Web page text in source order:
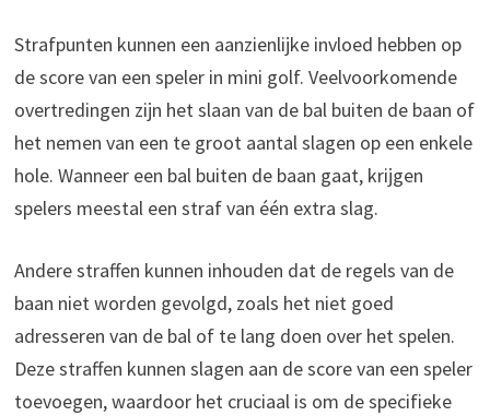
Strafpunten kunnen een aanzienlijke invloed hebben op
de score van een speler in mini golf. Veelvoorkomende
overtredingen zijn het slaan van de bal buiten de baan of
het nemen van een te groot aantal slagen op een enkele
hole. Wanneer een bal buiten de baan gaat, krijgen
spelers meestal een straf van één extra slag.
Andere straffen kunnen inhouden dat de regels van de
baan niet worden gevolgd, zoals het niet goed
adresseren van de bal of te lang doen over het spelen.
Deze straffen kunnen slagen aan de score van een speler
toevoegen, waardoor het cruciaal is om de specifieke